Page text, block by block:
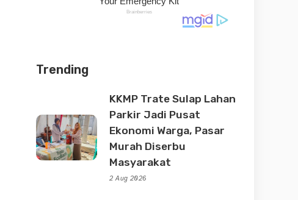
Trending
KKMP Trate Sulap Lahan
Parkir Jadi Pusat
Ekonomi Warga, Pasar
Murah Diserbu
Masyarakat
2 Aug 2026